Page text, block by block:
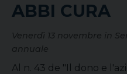
ABBI CURA
Venerdì 13 novembre in
annuale
Al n. 43 de "Il dono e